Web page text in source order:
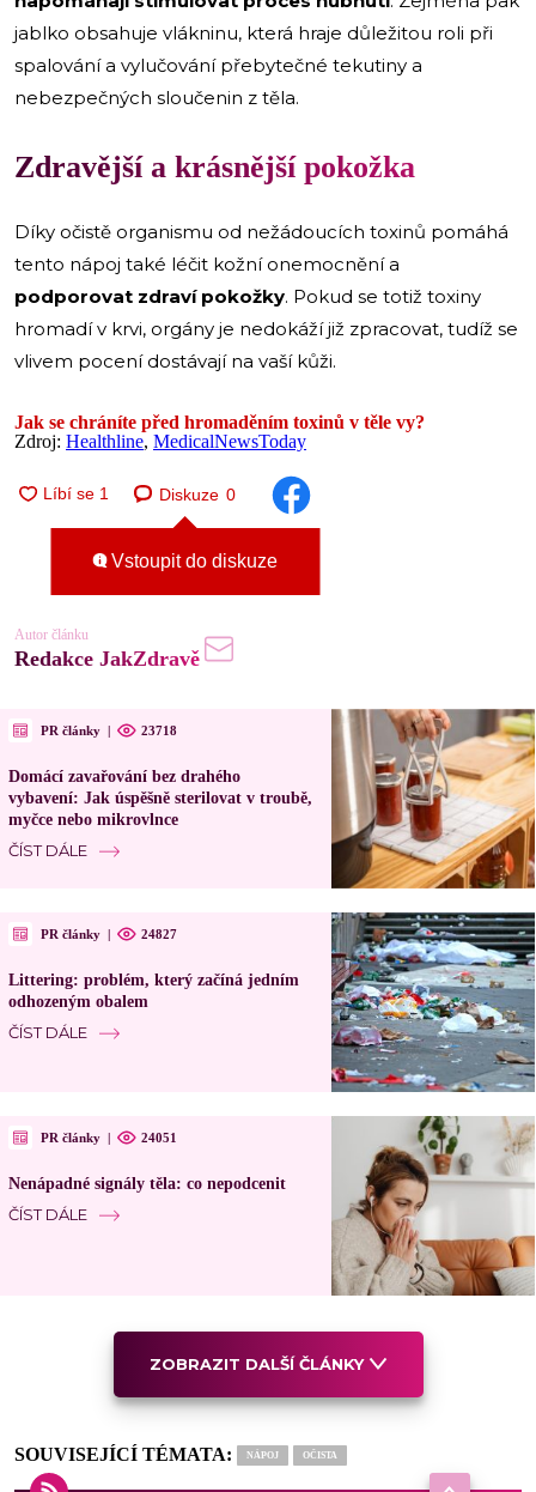
jablko obsahuje vlákninu, která hraje důležitou roli při
spalování a vylučování přebytečné tekutiny a
nebezpečných sloučenin z těla.
Zdravější a krásnější pokožka
Díky očistě organismu od nežádoucích toxinů pomáhá
tento nápoj také léčit kožní onemocnění a
podporovat zdraví pokožky. Pokud se totiž toxiny
hromadí v krvi, orgány je nedokáží již zpracovat, tudíž se
vlivem pocení dostávají na vaší kůži.
Jak se chráníte před hromaděním toxinů v těle vy?
Zdroj: Healthline, MedicalNewsToday
Diskuze 0
Vstoupit do diskuze
Autor článku
Redakce JakZdravě
PR články | 23718
Domácí zavařování bez drahého
vybavení: Jak úspěšně sterilovat v troubě,
myčce nebo mikrovlnce
ČÍST DÁLE
PR články | 24827
Littering: problém, který začíná jedním
odhozeným obalem
ČÍST DÁLE
PR články | 24051
Nenápadné signály těla: co nepodcenit
ČÍST DÁLE
ZOBRAZIT DALŠÍ ČLÁNKY
SOUVISEJÍCÍ TÉMATA: NÁPOJ OČISTA